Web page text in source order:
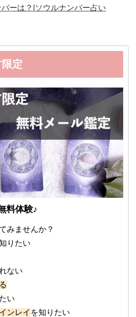
ーは？|ソウルナンバー占い
定
料体験♪
みませんか？
りたい
ない
い
ンレイ を知りたい